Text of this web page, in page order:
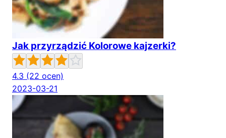
Jak przyrządzić Kolorowe kajzerki?
4.3 (22 ocen)
2023-03-21